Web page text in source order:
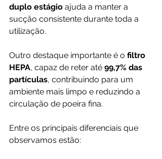
duplo estágio ajuda a manter a
sucção consistente durante toda a
utilização.
Outro destaque importante é o filtro
HEPA, capaz de reter até 99,7% das
partículas, contribuindo para um
ambiente mais limpo e reduzindo a
circulação de poeira fina.
Entre os principais diferenciais que
observamos estão: